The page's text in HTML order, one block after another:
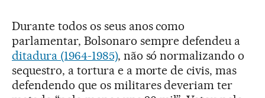
Durante todos os seus anos como
parlamentar, Bolsonaro sempre defendeu a
ditadura (1964-1985), não só normalizando o
sequestro, a tortura e a morte de civis, mas
defendendo que os militares deveriam ter